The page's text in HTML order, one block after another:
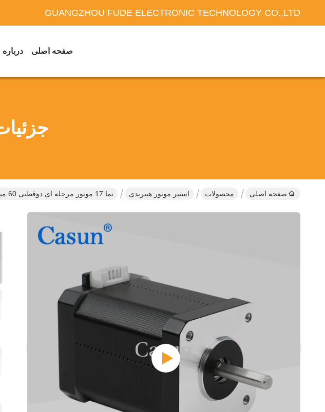
GUANGZHOU FUDE ELECTRONIC TECHNOLOGY CO.,LTD
صفحه اصلی درباره
صفحه اصلی محصولات استپر موتور هیبریدی نما 17 موتور مرحله ای دوقطبی 60 میلی متری بدن 1.5A 4 سیم کانکتور برای دستگاه پزشکی چاپگر 3D